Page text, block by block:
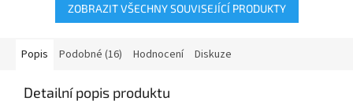
ZOBRAZIT VŠECHNY SOUVISEJÍCÍ PRODUKTY
Popis Podobné (16) Hodnocení Diskuze
Detailní popis produktu